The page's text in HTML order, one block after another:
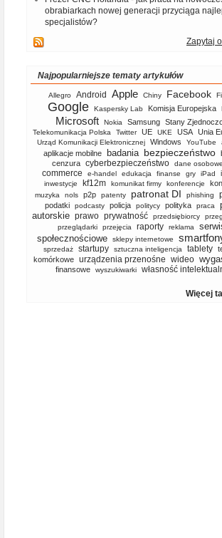
obrabiarkach nowej generacji przyciąga
specjalistów?
Zapytaj
Najpopularniejsze tematy artykułów
Allegro Android Apple Chiny Facebook
Google Kaspersky Lab Komisja Europejska
Microsoft Nokia Samsung Stany
Telekomunikacja Polska Twitter UE UKE USA Unia
Urząd Komunikacji Elektronicznej Windows YouTube
aplikacje mobilne badania bezpieczeństwo
cenzura cyberbezpieczeństwo dane osobowe
commerce
e-handel edukacja finanse gry iPad
inwestycje kf12m komunikat firmy konferencje
muzyka nols p2p patenty patronat DI phishing
podatki podcasty policja politycy polityka praca
autorskie prawo prywatność przedsiębiorcy
przeglądarki
przejęcia raporty reklama
społecznościowe
sklepy internetowe
sprzedaż
startupy sztuczna inteligencja tablety
komórkowe
urządzenia przenośne wideo
finansowe
wyszukiwarki własność
Więcej